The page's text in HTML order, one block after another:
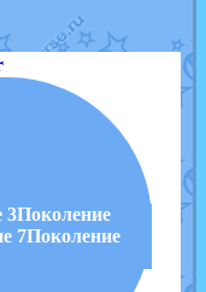
3Поколение
7Поколение